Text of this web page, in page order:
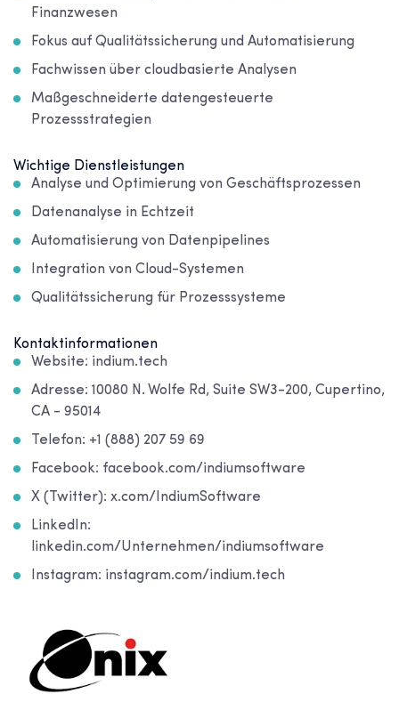
Finanzwesen
Fokus auf Qualitätssicherung und Automatisierung
Fachwissen über cloudbasierte Analysen
Maßgeschneiderte datengesteuerte
Prozessstrategien
Wichtige Dienstleistungen
Analyse und Optimierung von Geschäftsprozessen
Datenanalyse in Echtzeit
Automatisierung von Datenpipelines
Integration von Cloud-Systemen
Qualitätssicherung für Prozesssysteme
Kontaktinformationen
Website: indium.tech
Adresse: 10080 N. Wolfe Rd, Suite SW3-200, Cupertino,
CA - 95014
Telefon: +1 (888) 207 59 69
Facebook: facebook.com/indiumsoftware
X (Twitter): x.com/IndiumSoftware
LinkedIn:
linkedin.com/Unternehmen/indiumsoftware
Instagram: instagram.com/indium.tech